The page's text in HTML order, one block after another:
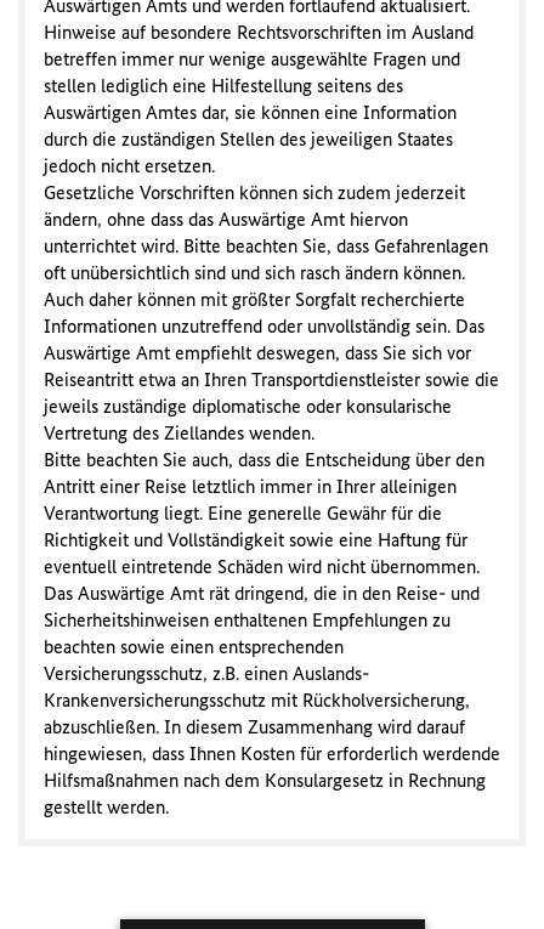
Auswärtigen Amts und werden fortlaufend aktualisiert.
Hinweise auf besondere Rechtsvorschriften im Ausland
betreffen immer nur wenige ausgewählte Fragen und
stellen lediglich eine Hilfestellung seitens des
Auswärtigen Amtes dar, sie können eine Information
durch die zuständigen Stellen des jeweiligen Staates
jedoch nicht ersetzen.
Gesetzliche Vorschriften können sich zudem jederzeit
ändern, ohne dass das Auswärtige Amt hiervon
unterrichtet wird. Bitte beachten Sie, dass Gefahrenlagen
oft unübersichtlich sind und sich rasch ändern können.
Auch daher können mit größter Sorgfalt recherchierte
Informationen unzutreffend oder unvollständig sein. Das
Auswärtige Amt empfiehlt deswegen, dass Sie sich vor
Reiseantritt etwa an Ihren Transportdienstleister sowie die
jeweils zuständige diplomatische oder konsularische
Vertretung des Ziellandes wenden.
Bitte beachten Sie auch, dass die Entscheidung über den
Antritt einer Reise letztlich immer in Ihrer alleinigen
Verantwortung liegt. Eine generelle Gewähr für die
Richtigkeit und Vollständigkeit sowie eine Haftung für
eventuell eintretende Schäden wird nicht übernommen.
Das Auswärtige Amt rät dringend, die in den Reise- und
Sicherheitshinweisen enthaltenen Empfehlungen zu
beachten sowie einen entsprechenden
Versicherungsschutz, z.B. einen Auslands-
Krankenversicherungsschutz mit Rückholversicherung,
abzuschließen. In diesem Zusammenhang wird darauf
hingewiesen, dass Ihnen Kosten für erforderlich werdende
Hilfsmaßnahmen nach dem Konsulargesetz in Rechnung
gestellt werden.